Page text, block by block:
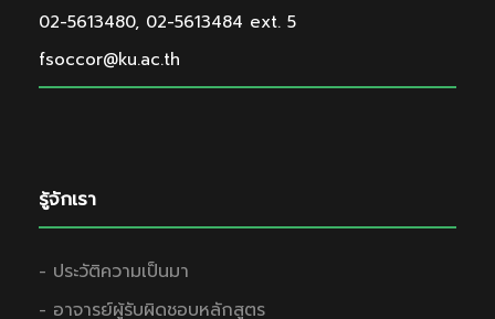
02-5613480, 02-5613484 ext. 5
fsoccor@ku.ac.th
รู้จักเรา
- ประวัติความเป็นมา
- อาจารย์ผู้รับผิดชอบหลักสูตร